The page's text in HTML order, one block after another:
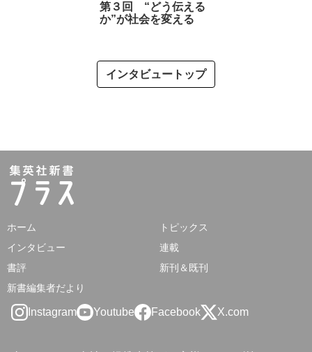
第３回 “どう伝える
か”が社会を変える
インタビュートップ
ホーム
トピックス
インタビュー
連載
書評
新刊＆既刊
新書編集者だより
Instagram Youtube Facebook X.com